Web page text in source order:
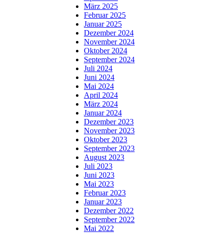
März 2025
Februar 2025
Januar 2025
Dezember 2024
November 2024
Oktober 2024
September 2024
Juli 2024
Juni 2024
Mai 2024
April 2024
März 2024
Januar 2024
Dezember 2023
November 2023
Oktober 2023
September 2023
August 2023
Juli 2023
Juni 2023
Mai 2023
Februar 2023
Januar 2023
Dezember 2022
September 2022
Mai 2022